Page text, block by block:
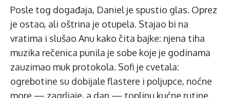
Posle tog događaja, Daniel je spustio glas. Oprez
je ostao, ali oštrina je otupela. Stajao bi na
vratima i slušao Anu kako čita bajke: njena tiha
muzika rečenica punila je sobe koje je godinama
zauzimao muk protokola. Sofi je cvetala:
ogrebotine su dobijale flastere i poljupce, noćne
more — zagrljaje, a dan — toplinu kućne rutine.